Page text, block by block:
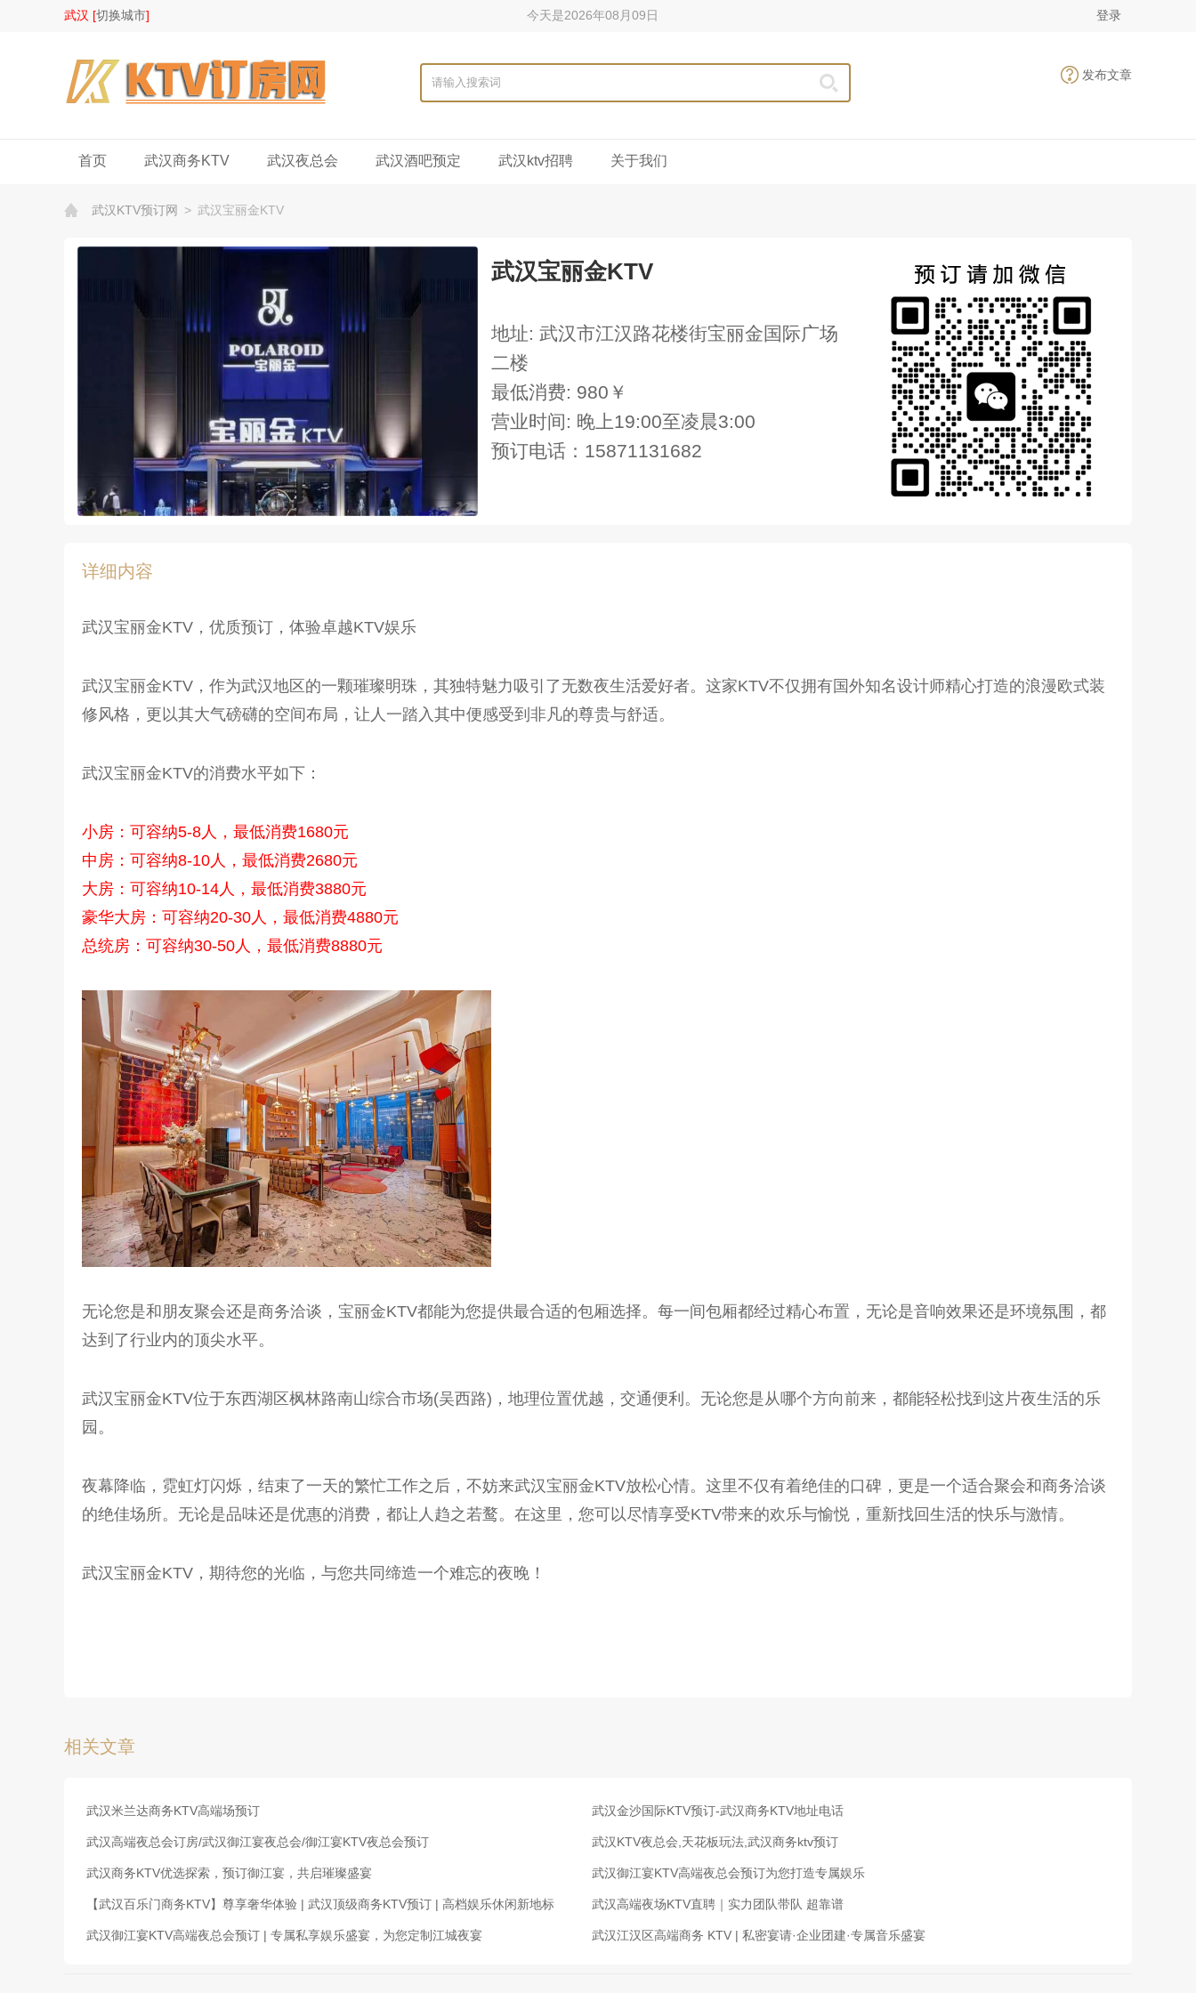
武汉 [切换城市] 今天是2026年08月09日 登录
发布文章
首页 武汉商务KTV 武汉夜总会 武汉酒吧预定 武汉ktv招聘 关于我们
武汉KTV预订网 > 武汉宝丽金KTV
武汉宝丽金KTV
地址: 武汉市江汉路花楼街宝丽金国际广场
二楼
最低消费: 980￥
营业时间: 晚上19:00至凌晨3:00
预订电话：15871131682
详细内容
武汉宝丽金KTV，优质预订，体验卓越KTV娱乐
武汉宝丽金KTV，作为武汉地区的一颗璀璨明珠，其独特魅力吸引了无数夜生活爱好者。这家KTV不仅拥有国外知名设计师精心打造的浪漫欧式装
修风格，更以其大气磅礴的空间布局，让人一踏入其中便感受到非凡的尊贵与舒适。
武汉宝丽金KTV的消费水平如下：
小房：可容纳5-8人，最低消费1680元
中房：可容纳8-10人，最低消费2680元
大房：可容纳10-14人，最低消费3880元
豪华大房：可容纳20-30人，最低消费4880元
总统房：可容纳30-50人，最低消费8880元
无论您是和朋友聚会还是商务洽谈，宝丽金KTV都能为您提供最合适的包厢选择。每一间包厢都经过精心布置，无论是音响效果还是环境氛围，都
达到了行业内的顶尖水平。
武汉宝丽金KTV位于东西湖区枫林路南山综合市场(吴西路)，地理位置优越，交通便利。无论您是从哪个方向前来，都能轻松找到这片夜生活的乐
园。
夜幕降临，霓虹灯闪烁，结束了一天的繁忙工作之后，不妨来武汉宝丽金KTV放松心情。这里不仅有着绝佳的口碑，更是一个适合聚会和商务洽谈
的绝佳场所。无论是品味还是优惠的消费，都让人趋之若鹜。在这里，您可以尽情享受KTV带来的欢乐与愉悦，重新找回生活的快乐与激情。
武汉宝丽金KTV，期待您的光临，与您共同缔造一个难忘的夜晚！
相关文章
武汉米兰达商务KTV高端场预订 武汉金沙国际KTV预订-武汉商务KTV地址电话
武汉高端夜总会订房/武汉御江宴夜总会/御江宴KTV夜总会预订 武汉KTV夜总会,天花板玩法,武汉商务ktv预订
武汉商务KTV优选探索，预订御江宴，共启璀璨盛宴 武汉御江宴KTV高端夜总会预订为您打造专属娱乐
【武汉百乐门商务KTV】尊享奢华体验 | 武汉顶级商务KTV预订 | 高档娱乐休闲新地标 武汉高端夜场KTV直聘｜实力团队带队 超靠谱
武汉御江宴KTV高端夜总会预订 | 专属私享娱乐盛宴，为您定制江城夜宴 武汉江汉区高端商务 KTV | 私密宴请·企业团建·专属音乐盛宴